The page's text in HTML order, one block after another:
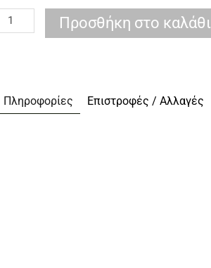
Προσθήκη στο καλάθι
Πληροφορίες Επιστροφές / Αλλαγές